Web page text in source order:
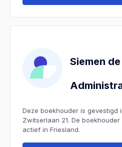
Siemen
Deze boekhouder is gevestigd
Zwitserlaan 21. De
actief in Friesland.